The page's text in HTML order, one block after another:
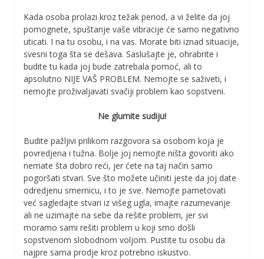
Kada osoba prolazi kroz težak period, a vi želite da joj
pomognete, spuštanje vaše vibracije će samo negativno
uticati. I na tu osobu, i na vas. Morate biti iznad situacije,
svesni toga šta se dešava. Saslušajte je, ohrabrite i
budite tu kada joj bude zatrebala pomoć, ali to
apsolutno NIJE VAŠ PROBLEM. Nemojte se saživeti, i
nemojte proživaljavati svačiji problem kao sopstveni.
Ne glumite sudiju!
Budite pažljivi prilikom razgovora sa osobom koja je
povredjena i tužna. Bolje joj nemojte ništa govoriti ako
nemate šta dobro reći, jer ćete na taj način samo
pogoršati stvari. Sve što možete učiniti jeste da joj date
odredjenu smernicu, i to je sve. Nemojte pametovati
već sagledajte stvari iz višeg ugla, imajte razumevanje
ali ne uzimajte na sebe da rešite problem, jer svi
moramo sami rešiti problem u koji smo došli
sopstvenom slobodnom voljom. Pustite tu osobu da
najpre sama prodje kroz potrebno iskustvo.